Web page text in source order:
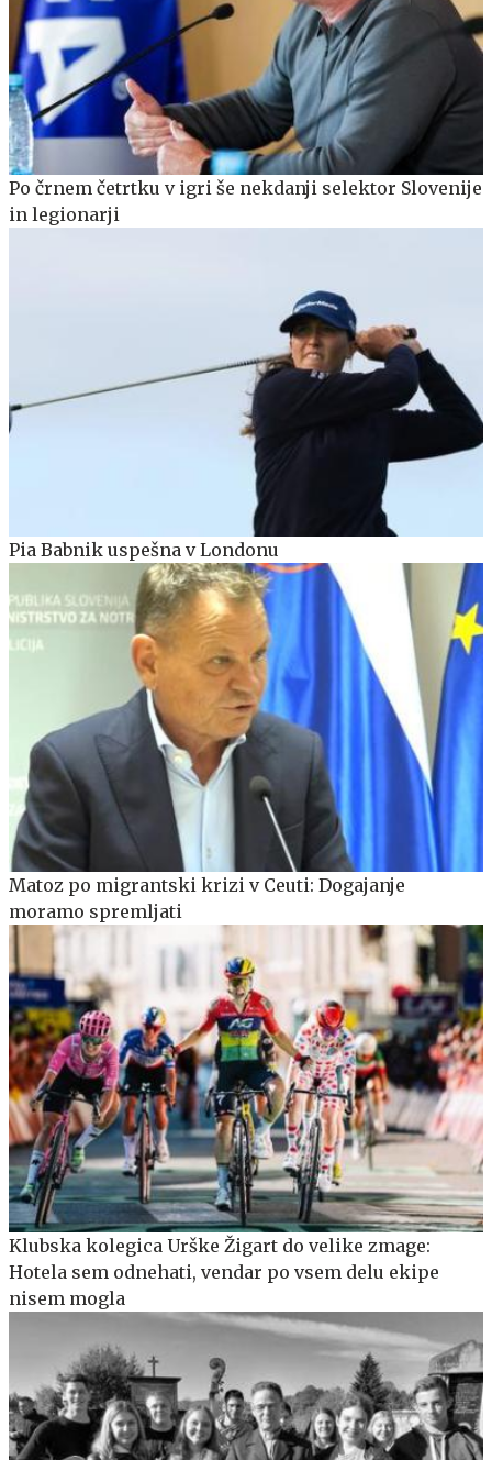
Po črnem četrtku v igri še nekdanji selektor Slovenije
in legionarji
Pia Babnik uspešna v Londonu
Matoz po migrantski krizi v Ceuti: Dogajanje
moramo spremljati
Klubska kolegica Urške Žigart do velike zmage:
Hotela sem odnehati, vendar po vsem delu ekipe
nisem mogla